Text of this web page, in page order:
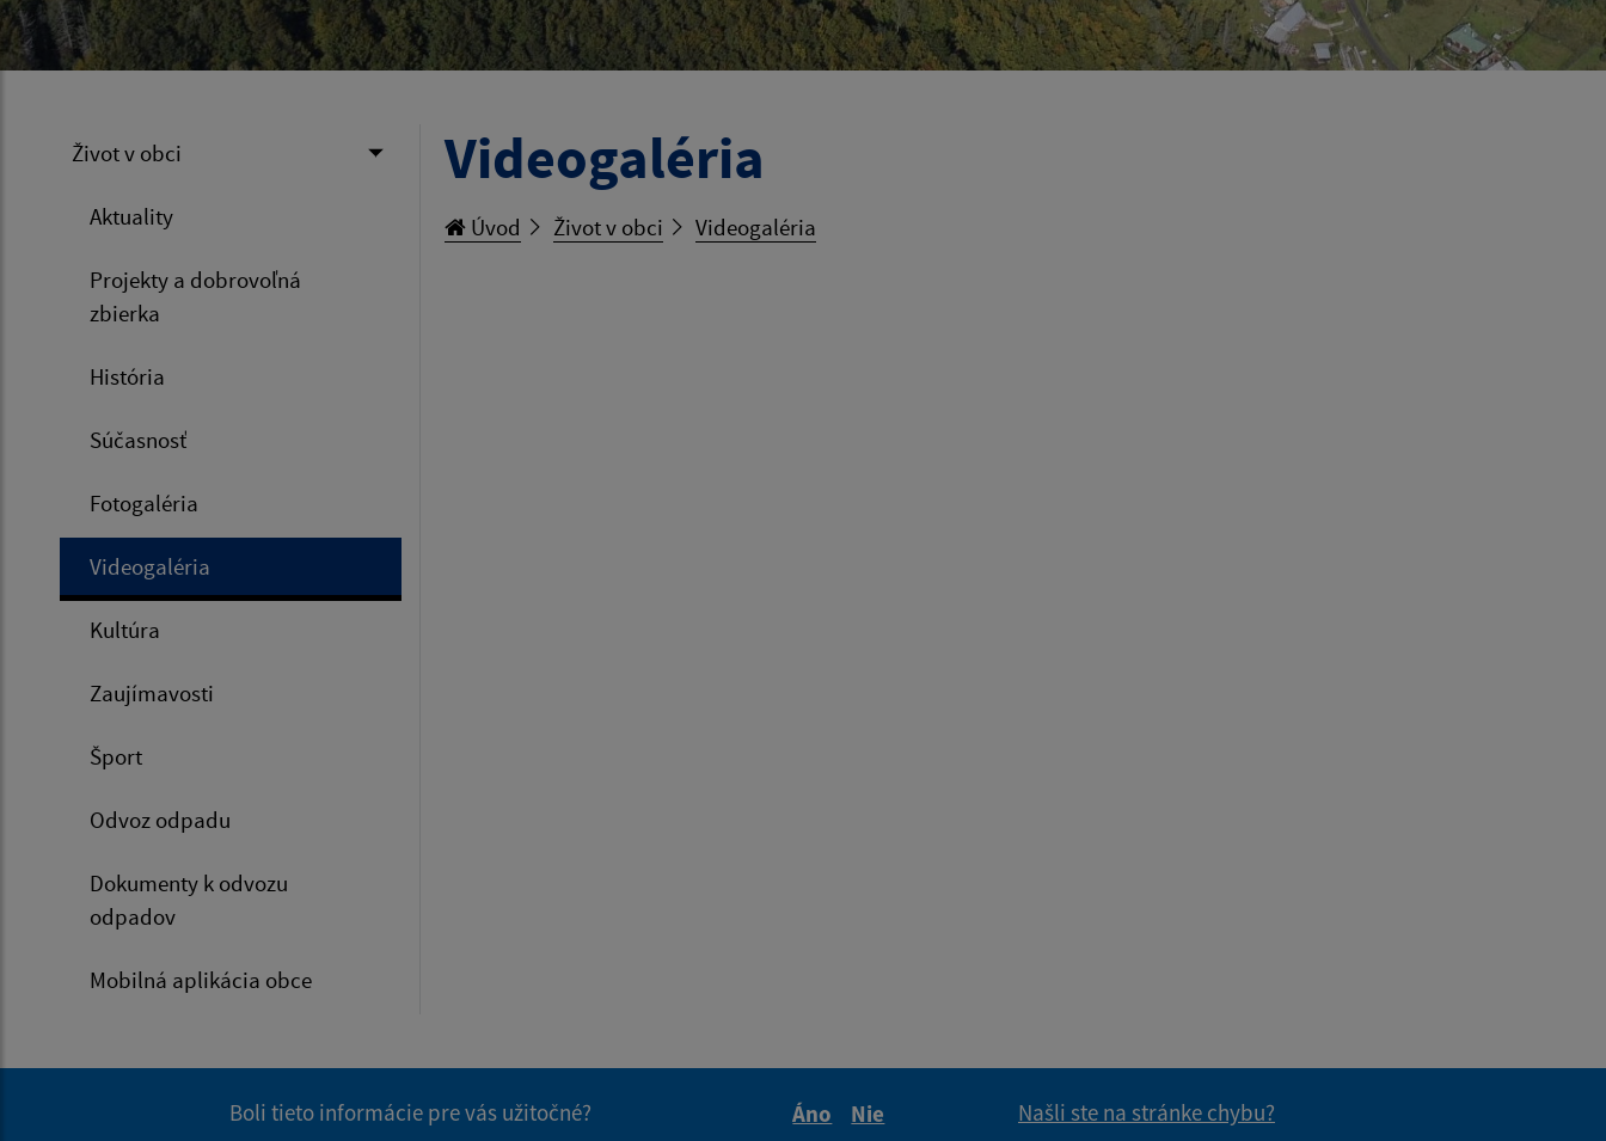
Život v obci
Aktuality
Projekty a dobrovoľná
zbierka
História
Súčasnosť
Fotogaléria
Videogaléria
Kultúra
Zaujímavosti
Šport
Odvoz odpadu
Dokumenty k odvozu
odpadov
Mobilná aplikácia obce
Videogaléria
Úvod Život v obci Videogaléria
Boli tieto informácie pre vás užitočné?
Áno
Nie
Našli ste na stránke chybu?